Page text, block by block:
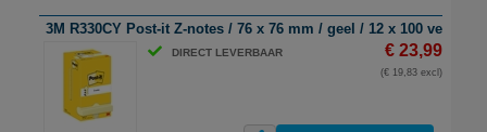
3M R330CY Post-it Z-notes / 76 x 76 mm / geel / 12 x 100 vel
DIRECT LEVERBAAR € 23,99
(€ 19,83 excl)